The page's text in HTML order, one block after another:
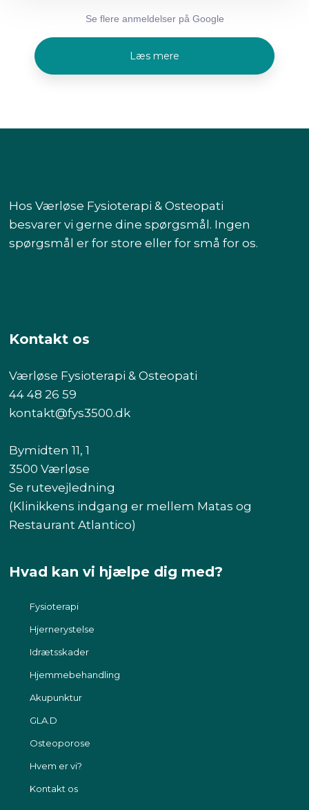
Se flere anmeldelser på Google​
Læs mere​
Hos Værløse Fysioterapi & Osteopati
besvarer vi gerne dine spørgsmål. Ingen
spørgsmål er for store eller for små for os.
Kontakt os
Værløse Fysioterapi & Osteopati
44 48 26 59
kontakt@fys3500.dk​
Bymidten 11, 1
3500 Værløse
Se rutevejledning
(Klinikkens indgang er mellem Matas og
Restaurant Atlantico)​
Hvad kan vi hjælpe dig med?
Fysioterapi​
Hjernerystelse
Idrætsskader
Hjemmebehandling
Akupunktur​
GLA.D
Osteoporose
Hvem er vi?
Kontakt os